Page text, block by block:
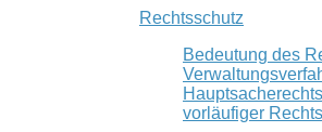
Rechtsschutz
Bedeutung des
vorläufiger